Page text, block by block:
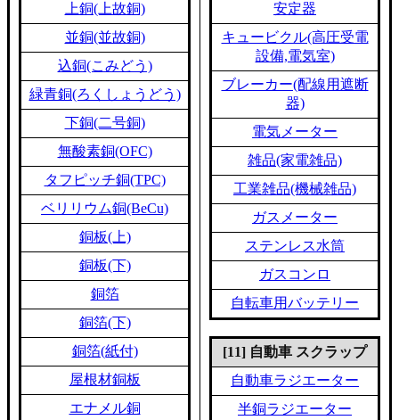
上銅(上故銅)
並銅(並故銅)
込銅(こみどう)
緑青銅(ろくしょうどう)
下銅(二号銅)
無酸素銅(OFC)
タフピッチ銅(TPC)
ベリリウム銅(BeCu)
銅板(上)
銅板(下)
銅箔
銅箔(下)
銅箔(紙付)
屋根材銅板
エナメル銅
安定器
キュービクル(高圧受電
設備,電気室)
ブレーカー(配線用遮断
器)
電気メーター
雑品(家電雑品)
工業雑品(機械雑品)
ガスメーター
ステンレス水筒
ガスコンロ
自転車用バッテリー
[11] 自動車 スクラップ
自動車ラジエーター
半銅ラジエーター